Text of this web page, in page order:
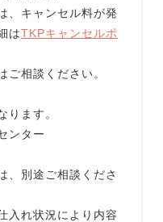
、キャンセル料が発
はTKPキャンセルポ
相談ください。
ります。
ンター
、別途ご相談くださ
入れ状況により内容